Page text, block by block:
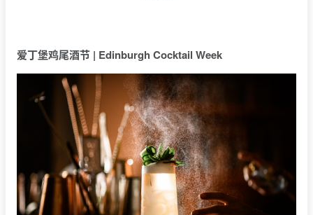
爱丁堡鸡尾酒节 | Edinburgh Cocktail Week